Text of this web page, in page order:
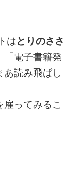
はとりのささ
「電子書籍発
読み飛ばし
ってみるこ